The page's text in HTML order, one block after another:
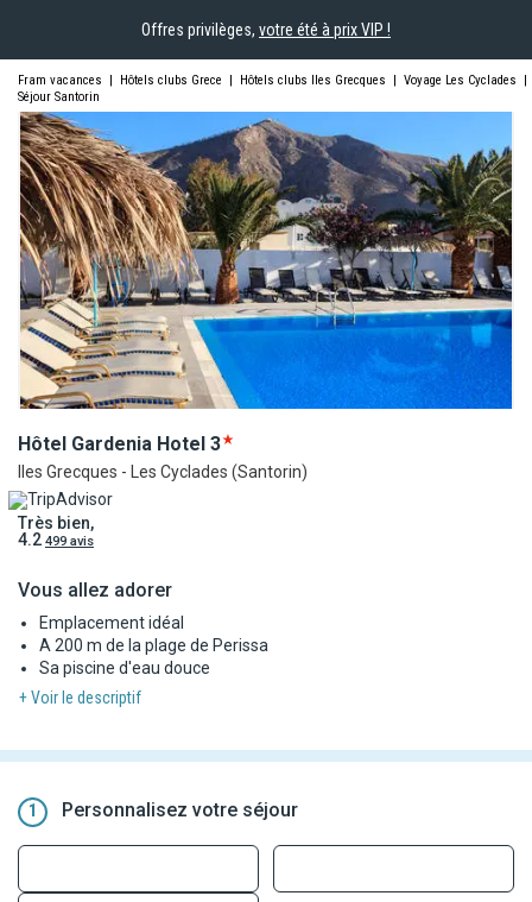
Offres privilèges, votre été à prix VIP !
Fram vacances | Hôtels clubs Grece | Hôtels clubs Iles Grecques | Voyage Les Cyclades |
Séjour Santorin
Hôtel Gardenia Hotel 3
Iles Grecques - Les Cyclades (Santorin)
Très bien,
4.2 499 avis
Vous allez adorer
Emplacement idéal
A 200 m de la plage de Perissa
Sa piscine d'eau douce
+ Voir le descriptif
1 Personnalisez votre séjour